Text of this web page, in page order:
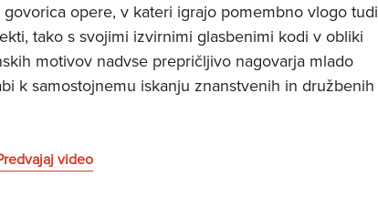
govorica opere, v kateri igrajo pomembno vlogo tudi
tako s svojimi izvirnimi glasbenimi kodi v obliki
motivov nadvse prepričljivo nagovarja mlado
k samostojnemu iskanju znanstvenih in družbenih
video